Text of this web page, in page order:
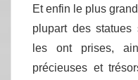
Et enfin le plus
plupart des statues
les ont prises,
précieuses et